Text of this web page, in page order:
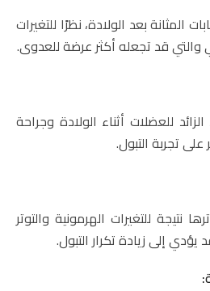
المثانة بعد الولادة، نظرًا للتغيرات
والتي قد تجعله أكثر عرضة للعدوى.
للعضلات أثناء الولادة وجراحة
على تجربة التبول.
نتيجة للتغيرات الهرمونية والتوتر
إلى زيادة تكرار التبول.